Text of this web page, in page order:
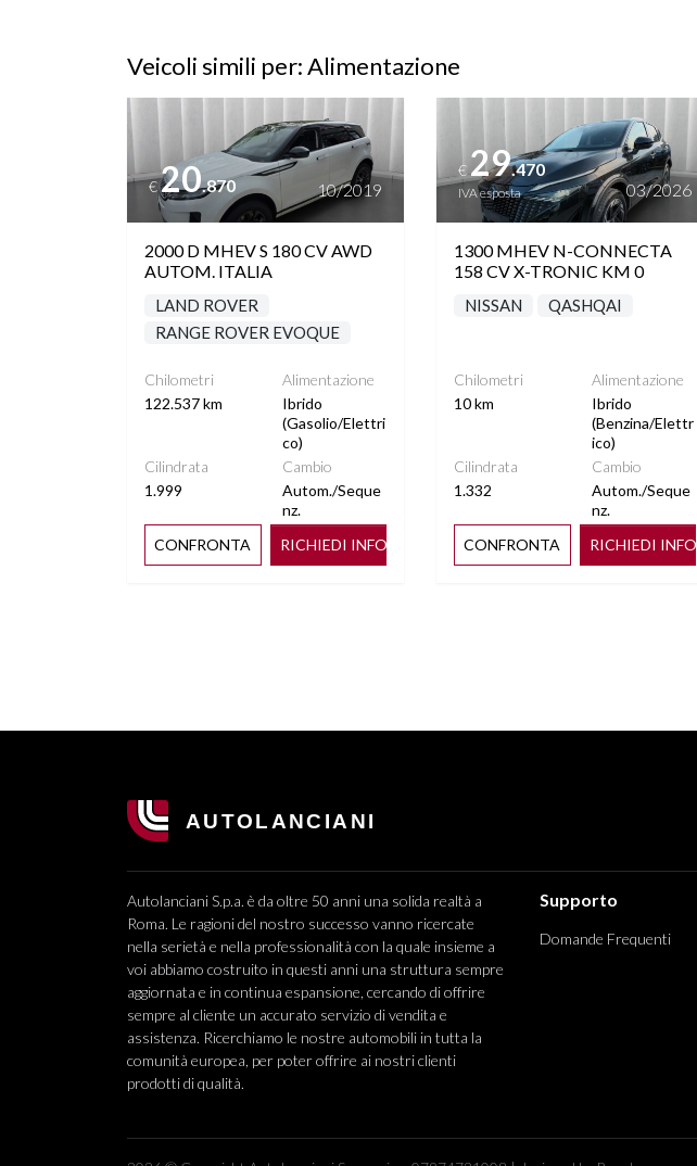
Veicoli simili per: Alimentazione
Vedi dettagli
€20.870 10/2019
2000 D MHEV S 180 CV AWD
AUTOM. ITALIA
LAND ROVER
RANGE ROVER EVOQUE
Chilometri
122.537 km
Alimentazione
Ibrido
(Gasolio/Elettri
co)
Cilindrata
1.999
Cambio
Autom./Seque
nz.
CONFRONTA
RICHIEDI INFO
Vedi dettagli
€29.470
IVA esposta 03/2026
1300 MHEV N-CONNECTA
158 CV X-TRONIC KM 0
NISSAN QASHQAI
Chilometri
10 km
Alimentazione
Ibrido
(Benzina/Elettr
ico)
Cilindrata
1.332
Cambio
Autom./Seque
nz.
CONFRONTA
RICHIEDI INFO
Autolanciani S.p.a. è da oltre 50 anni una solida realtà a
Roma. Le ragioni del nostro successo vanno ricercate
nella serietà e nella professionalità con la quale insieme a
voi abbiamo costruito in questi anni una struttura sempre
aggiornata e in continua espansione, cercando di offrire
sempre al cliente un accurato servizio di vendita e
assistenza. Ricerchiamo le nostre automobili in tutta la
comunità europea, per poter offrire ai nostri clienti
prodotti di qualità.
Supporto
Domande Frequenti